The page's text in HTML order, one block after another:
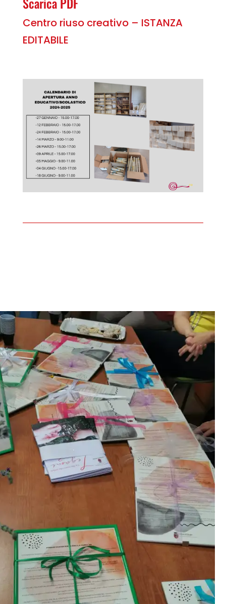
Centro riuso creativo – ISTANZA
EDITABILE